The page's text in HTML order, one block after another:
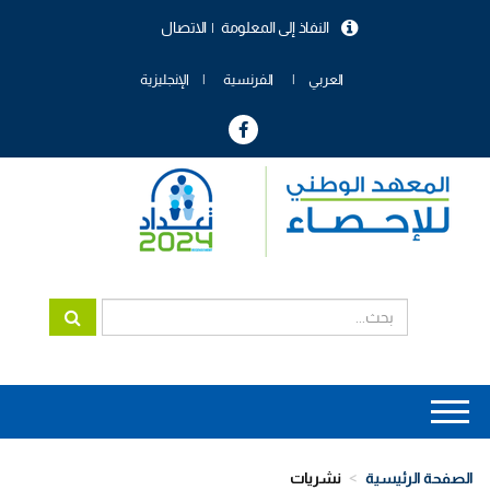
الاتصال النفاذ إلى المعلومة
العربي الفرنسية الإنجليزية
Main
navigation
الصفحة الرئيسية نشريات